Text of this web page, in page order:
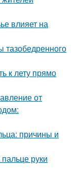
влияет на
к лету прямо
от
причины и
руки